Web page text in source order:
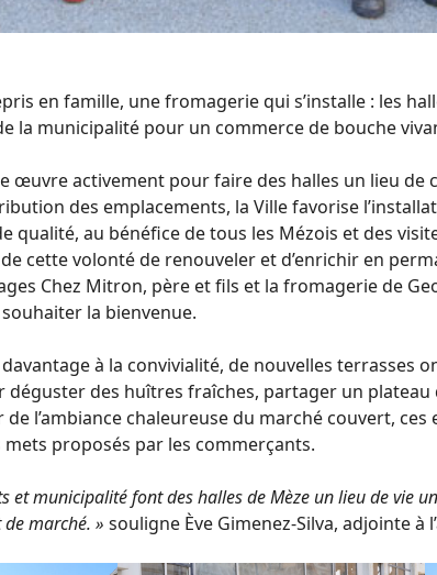
en famille, une fromagerie qui s’installe : les
la municipalité pour un commerce de bouche
œuvre activement pour faire des halles un lieu
des emplacements, la Ville favorise
qualité, au bénéfice de tous les Mézois et des
cette volonté de renouveler et d’enrichir en
Chez Mitron, père et fils et la fromagerie de
la bienvenue.
à la convivialité, de nouvelles terrasses
déguster des huîtres fraîches, partager un
l’ambiance chaleureuse du marché couvert,
proposés par les commerçants.
et municipalité font des halles de Mèze un lieu de vie
marché. » souligne Ève Gimenez-Silva, adjointe à